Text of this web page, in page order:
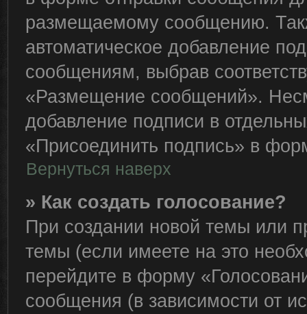
размещаемому сообщению.
автоматическое добавление
сообщениям, выбрав
«Размещение сообщений».
добавление подписи в
«Присоединить подпись» в
Вернуться наверх
» Как создать голосование?
При создании новой темы или
темы (если имеете на это
перейдите в форму
сообщения (в зависимости от